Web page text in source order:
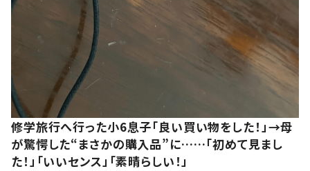
修学旅行へ行った小6息子「良い買い物をした！」→母
が驚愕した“まさかの購入品”に……「初めて見まし
た！」「いいセンス」「素晴らしい！」